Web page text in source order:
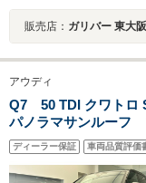
販売店： ガリバー 東大
アウディ
Q7 50 TDI クワトロ
パノラマサンルーフ
イリングPKG プレ
ーフェース サラウン
ルーズコントロール
ディーラー保証 車両品質評価